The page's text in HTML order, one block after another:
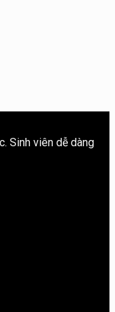
Sinh viên dễ dàng